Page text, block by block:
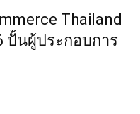
Thailand
ปั้นผู้ประกอบการ